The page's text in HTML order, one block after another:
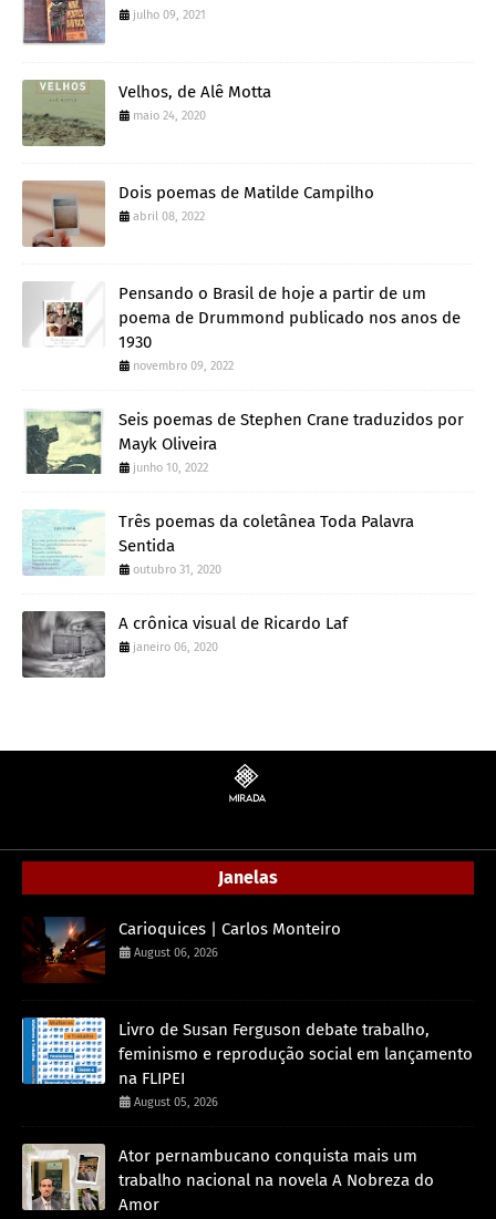
julho 09, 2021
Velhos, de Alê Motta
maio 24, 2020
Dois poemas de Matilde Campilho
abril 08, 2022
Pensando o Brasil de hoje a partir de um
poema de Drummond publicado nos anos de
1930
novembro 09, 2022
Seis poemas de Stephen Crane traduzidos por
Mayk Oliveira
junho 10, 2022
Três poemas da coletânea Toda Palavra
Sentida
outubro 31, 2020
A crônica visual de Ricardo Laf
janeiro 06, 2020
Janelas
Carioquices | Carlos Monteiro
August 06, 2026
Livro de Susan Ferguson debate trabalho,
feminismo e reprodução social em lançamento
na FLIPEI
August 05, 2026
Ator pernambucano conquista mais um
trabalho nacional na novela A Nobreza do
Amor